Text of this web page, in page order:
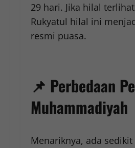
29 hari. Jika hilal
Rukyatul hilal ini
resmi puasa.
📌 Perbedaan
Muhammadiyah
Menariknya, ada